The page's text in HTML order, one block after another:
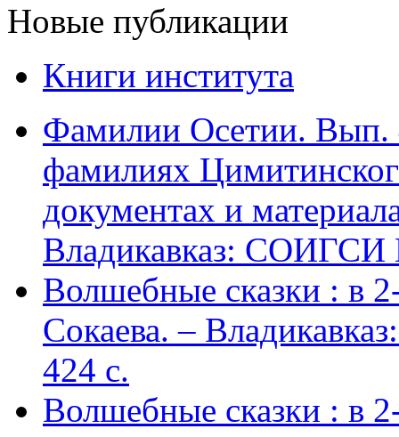
Новые публикации
Книги института
Фамилии Осетии. Вып.
фамилиях
документах и
Владикавказ:
Волшебные сказки : в
Сокаева. –
424 c.
Волшебные сказки : в